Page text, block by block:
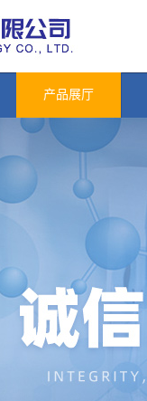
产品展厅